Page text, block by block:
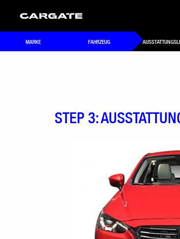
MARKE FAHRZEUG
STEP 3: